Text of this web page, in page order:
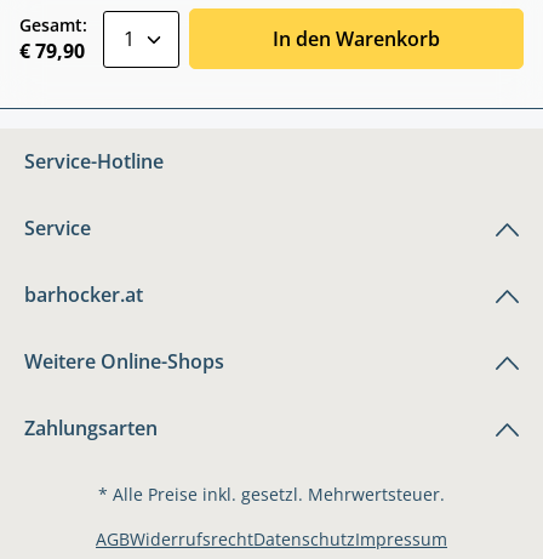
Gesamt:
€ 79,90 In den Warenkorb
Service-Hotline
Service
barhocker.at
Weitere Online-Shops
Zahlungsarten
* Alle Preise inkl. gesetzl. Mehrwertsteuer.
AGBWiderrufsrechtDatenschutzImpressum